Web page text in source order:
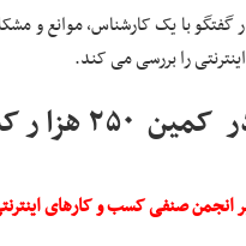
با یک کارشناس، موانع و
را بررسی می کند.
بیکاری در
انجمن صنفی کسب و کارهای